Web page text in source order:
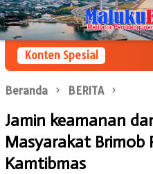
Loncat
ke
konten
Menu
Mobile
Konten Spesial
Beranda BERITA
Jamin keamanan
Masyarakat Brimob
Kamtibmas